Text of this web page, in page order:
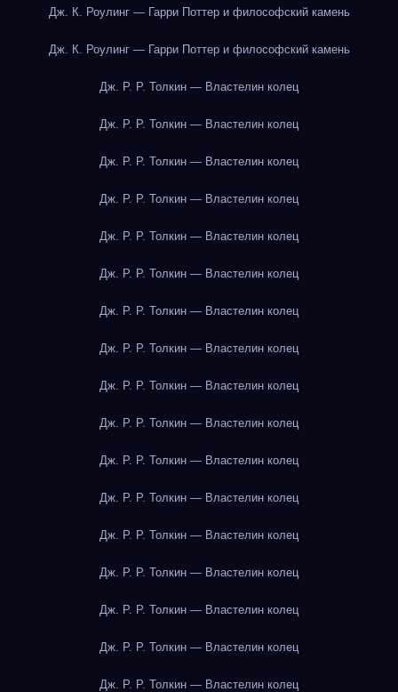
Дж. К. Роулинг — Гарри Поттер и философский камень
Дж. К. Роулинг — Гарри Поттер и философский камень
Дж. Р. Р. Толкин — Властелин колец
Дж. Р. Р. Толкин — Властелин колец
Дж. Р. Р. Толкин — Властелин колец
Дж. Р. Р. Толкин — Властелин колец
Дж. Р. Р. Толкин — Властелин колец
Дж. Р. Р. Толкин — Властелин колец
Дж. Р. Р. Толкин — Властелин колец
Дж. Р. Р. Толкин — Властелин колец
Дж. Р. Р. Толкин — Властелин колец
Дж. Р. Р. Толкин — Властелин колец
Дж. Р. Р. Толкин — Властелин колец
Дж. Р. Р. Толкин — Властелин колец
Дж. Р. Р. Толкин — Властелин колец
Дж. Р. Р. Толкин — Властелин колец
Дж. Р. Р. Толкин — Властелин колец
Дж. Р. Р. Толкин — Властелин колец
Дж. Р. Р. Толкин — Властелин колец